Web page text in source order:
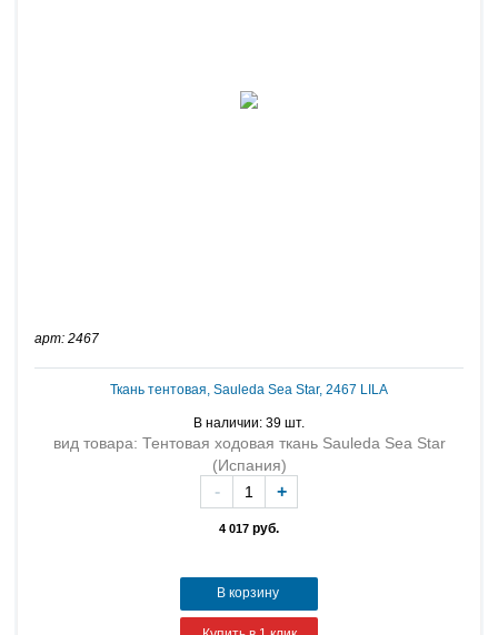
арт: 2467
Ткань тентовая, Sauleda Sea Star, 2467 LILA
В наличии: 39 шт.
вид товара: Тентовая ходовая ткань Sauleda Sea Star
(Испания)
4 017 руб.
- +
В корзину